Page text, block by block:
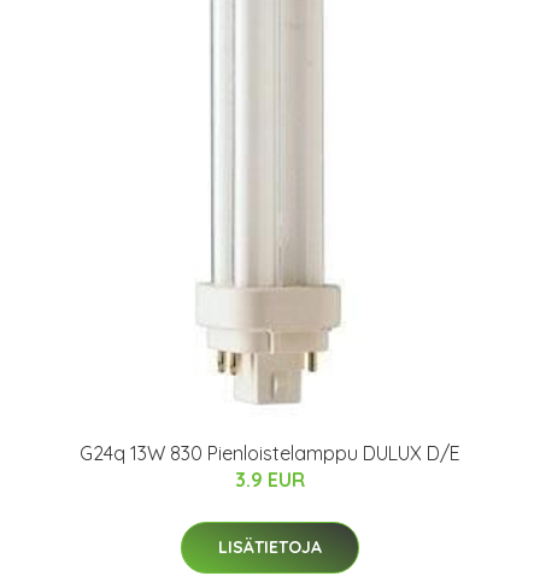
G24q 13W 830 Pienloistelamppu DULUX D/E
3.9 EUR
LISÄTIETOJA